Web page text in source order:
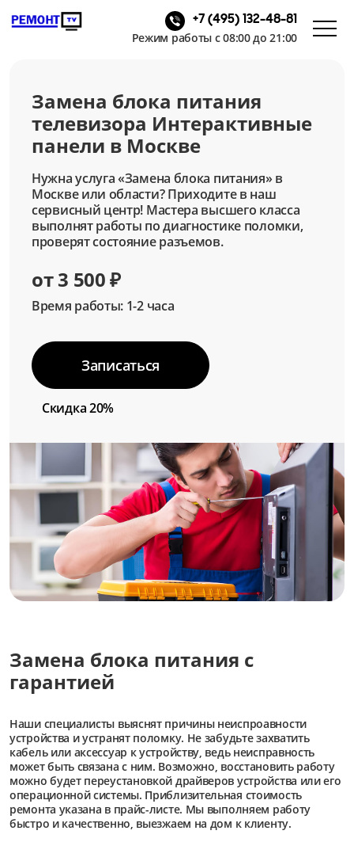
+7 (495) 132-48-81
Режим работы с 08:00 до 21:00
Замена блока питания
телевизора Интерактивные
панели в Москве
Нужна услуга «Замена блока питания» в
Москве или области? Приходите в наш
сервисный центр! Мастера высшего класса
выполнят работы по диагностике поломки,
проверят состояние разъемов.
от 3 500 ₽
Время работы: 1-2 часа
Записаться
Скидка 20%
Замена блока питания с
гарантией
Наши специалисты выяснят причины неиспроавности
устройства и устранят поломку. Не забудьте захватить
кабель или аксессуар к устройству, ведь неисправность
может быть связана с ним. Возможно, восстановить работу
можно будет переустановкой драйверов устройства или его
операционной системы. Приблизительная стоимость
ремонта указана в прайс-листе. Мы выполняем работу
быстро и качественно, выезжаем на дом к клиенту.